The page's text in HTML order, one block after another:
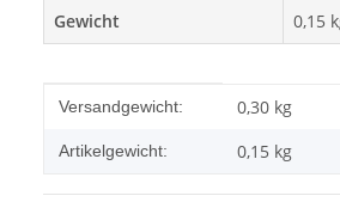
Gewicht 0,15
Produkteigenschaft
Wert
Versandgewicht: 0,30 kg
Artikelgewicht: 0,15 kg